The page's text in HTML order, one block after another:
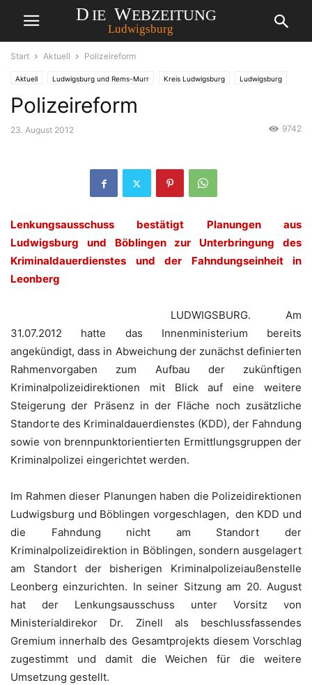
Start Aktuell Polizeireform
Aktuell Ludwigsburg und Rems-Murr Kreis Ludwigsburg Ludwigsburg
Polizeireform
23. August 2012 9742
Lenkungsausschuss bestätigt Planungen aus
Ludwigsburg und Böblingen zur Unterbringung des
Kriminaldauerdienstes und der Fahndungseinheit in
Leonberg
LUDWIGSBURG. Am
31.07.2012 hatte das Innenministerium bereits
angekündigt, dass in Abweichung der zunächst definierten
Rahmenvorgaben zum Aufbau der zukünftigen
Kriminalpolizeidirektionen mit Blick auf eine weitere
Steigerung der Präsenz in der Fläche noch zusätzliche
Standorte des Kriminaldauerdienstes (KDD), der Fahndung
sowie von brennpunktorientierten Ermittlungsgruppen der
Kriminalpolizei eingerichtet werden.
Im Rahmen dieser Planungen haben die Polizeidirektionen
Ludwigsburg und Böblingen vorgeschlagen, den KDD und
die Fahndung nicht am Standort der
Kriminalpolizeidirektion in Böblingen, sondern ausgelagert
am Standort der bisherigen Kriminalpolizeiaußenstelle
Leonberg einzurichten. In seiner Sitzung am 20. August
hat der Lenkungsausschuss unter Vorsitz von
Ministerialdirekor Dr. Zinell als beschlussfassendes
Gremium innerhalb des Gesamtprojekts diesem Vorschlag
zugestimmt und damit die Weichen für die weitere
Umsetzung gestellt.